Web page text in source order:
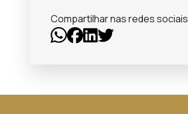
Compartilhar nas redes sociais